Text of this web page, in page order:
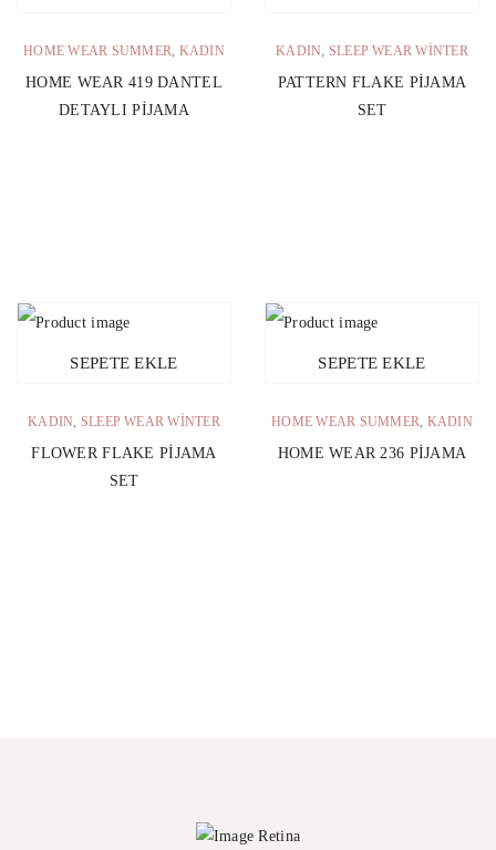
HOME WEAR SUMMER KADIN
HOME WEAR 419 DANTEL
DETAYLI PIJAMA
KADIN SLEEP WEAR WINTER
PATTERN FLAKE PIJAMA
SET
SEPETE EKLE
KADIN SLEEP WEAR WINTER
FLOWER FLAKE PIJAMA
SET
SEPETE EKLE
HOME WEAR SUMMER KADIN
HOME WEAR 236 PIJAMA